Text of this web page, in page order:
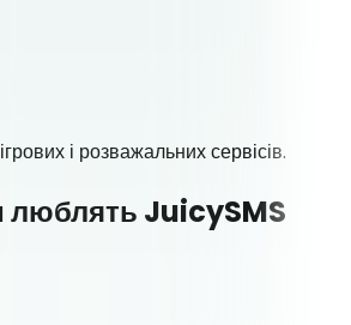
і розважальних сервісів.
люблять JuicySMS